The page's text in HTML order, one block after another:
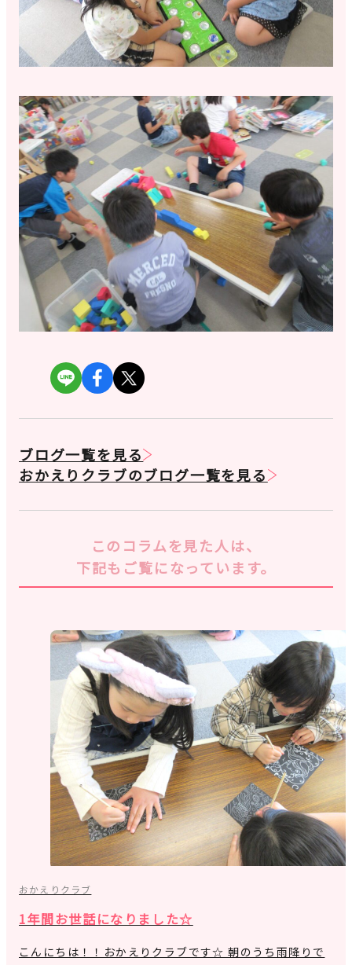
ブログ一覧を見る
おかえりクラブのブログ一覧を見る
このコラムを見た人は、
下記もご覧になっています。
おかえりクラブ
1年間お世話になりました☆
こんにちは！！おかえりクラブです☆ 朝のうち雨降りで